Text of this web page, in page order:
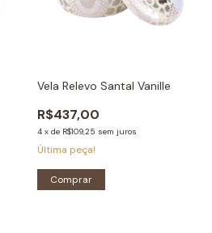
Vela Relevo Santal Vanille
R$437,00
4 x de R$109,25 sem juros
Última peça!
Comprar